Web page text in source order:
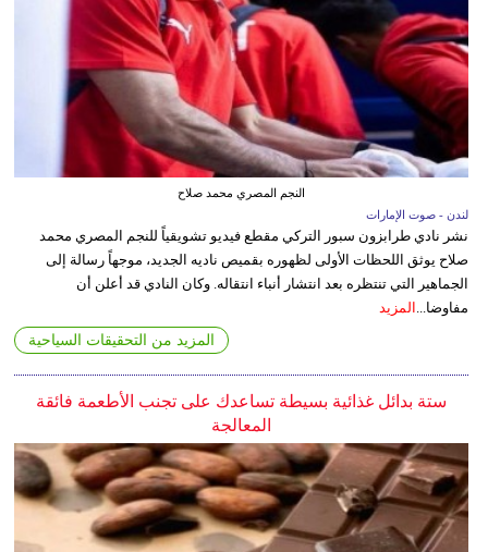
النجم المصري محمد صلاح
لندن - صوت الإمارات
نشر نادي طرابزون سبور التركي مقطع فيديو تشويقياً للنجم المصري محمد
صلاح يوثق اللحظات الأولى لظهوره بقميص ناديه الجديد، موجهاً رسالة إلى
الجماهير التي تنتظره بعد انتشار أنباء انتقاله. وكان النادي قد أعلن أن
مفاوضا... المزيد
المزيد من التحقيقات السياحية
ستة بدائل غذائية بسيطة تساعدك على تجنب الأطعمة فائقة
المعالجة